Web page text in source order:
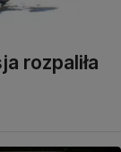
rozpaliła